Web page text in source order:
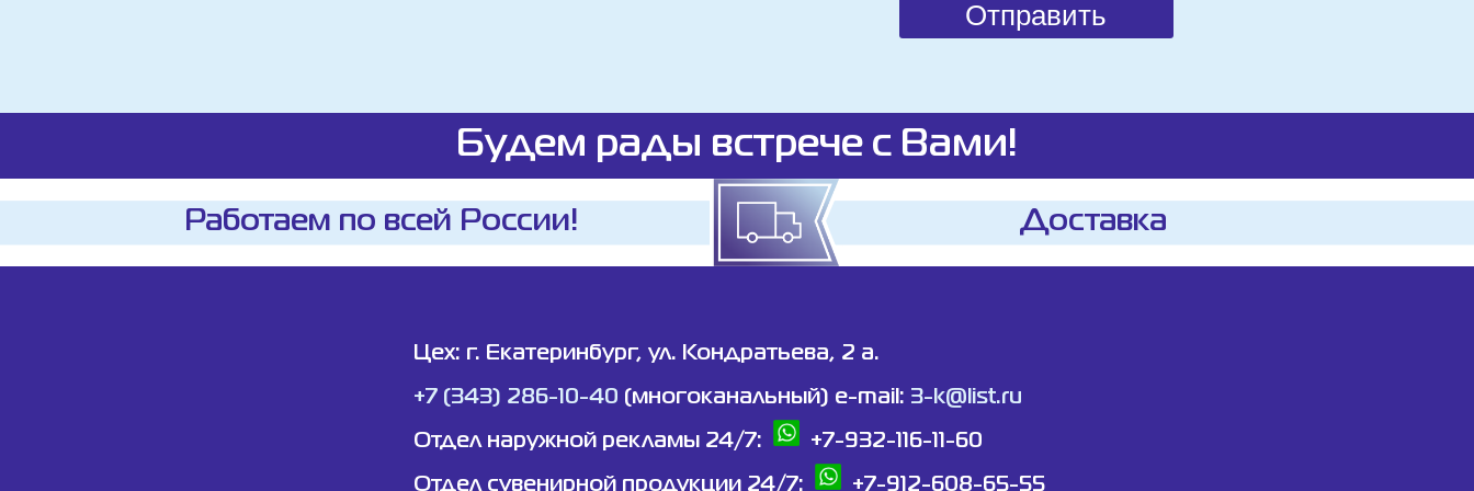
Будем рады встрече с Вами!
Работаем по всей России! Доставка
Цех: г. Екатеринбург, ул. Кондратьева, 2 а.
+7 (343) 286-10-40 (многоканальный) e-mail: 3-k@list.ru
Отдел наружной рекламы 24/7: +7-932-116-11-60
Отдел сувенирной продукции 24/7: +7-912-608-65-55